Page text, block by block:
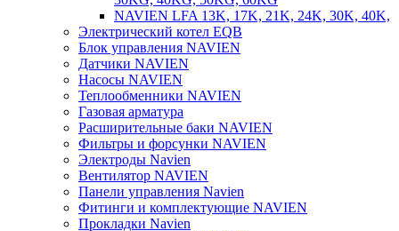
NAVIEN LFA 13K, 17K, 21K, 24K, 30K, 40K,
Электрический котел EQB
Блок управления NAVIEN
Датчики NAVIEN
Насосы NAVIEN
Теплообменники NAVIEN
Газовая арматура
Расширительные баки NAVIEN
Фильтры и форсунки NAVIEN
Электроды Navien
Вентилятор NAVIEN
Панели управления Navien
Фитинги и комплектующие NAVIEN
Прокладки Navien